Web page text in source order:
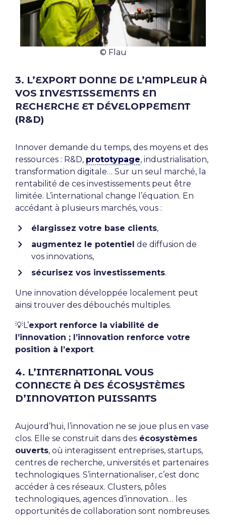
© Flau
3. L’EXPORT DONNE DE L’AMPLEUR À
VOS INVESTISSEMENTS EN
RECHERCHE ET DÉVELOPPEMENT
(R&D)
Innover demande du temps, des moyens et des
ressources : R&D, prototypage, industrialisation,
transformation digitale… Sur un seul marché, la
rentabilité de ces investissements peut être
limitée. L’international change l’équation. En
accédant à plusieurs marchés, vous :
élargissez votre base clients,
augmentez le potentiel de diffusion de
vos innovations,
sécurisez vos investissements.
Une innovation développée localement peut
ainsi trouver des débouchés multiples.
💡L’export renforce la viabilité de
l’innovation ; l’innovation renforce votre
position à l’export.
4. L’INTERNATIONAL VOUS
CONNECTE À DES ÉCOSYSTÈMES
D’INNOVATION PUISSANTS
Aujourd’hui, l’innovation ne se joue plus en vase
clos. Elle se construit dans des écosystèmes
ouverts, où interagissent entreprises, startups,
centres de recherche, universités et partenaires
technologiques. S’internationaliser, c’est donc
accéder à ces réseaux. Clusters, pôles
technologiques, agences d’innovation… les
opportunités de collaboration sont nombreuses.